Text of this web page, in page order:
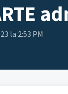
la 2:53 PM